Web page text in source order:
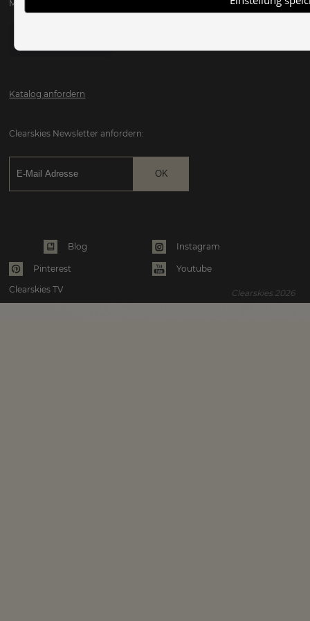
Mo bis Fr: 09:00 - 17:00
Katalog anfordern
Clearskies Newsletter anfordern:
Blog Instagram
Pinterest
Youtube
Clearskies TV
Clearskies 2026